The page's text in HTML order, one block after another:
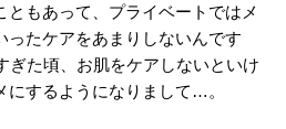
ともあって、プライベートではメ
ったケアをあまりしないんです
ぎた頃、お肌をケアしないといけ
にするようになりまして…。